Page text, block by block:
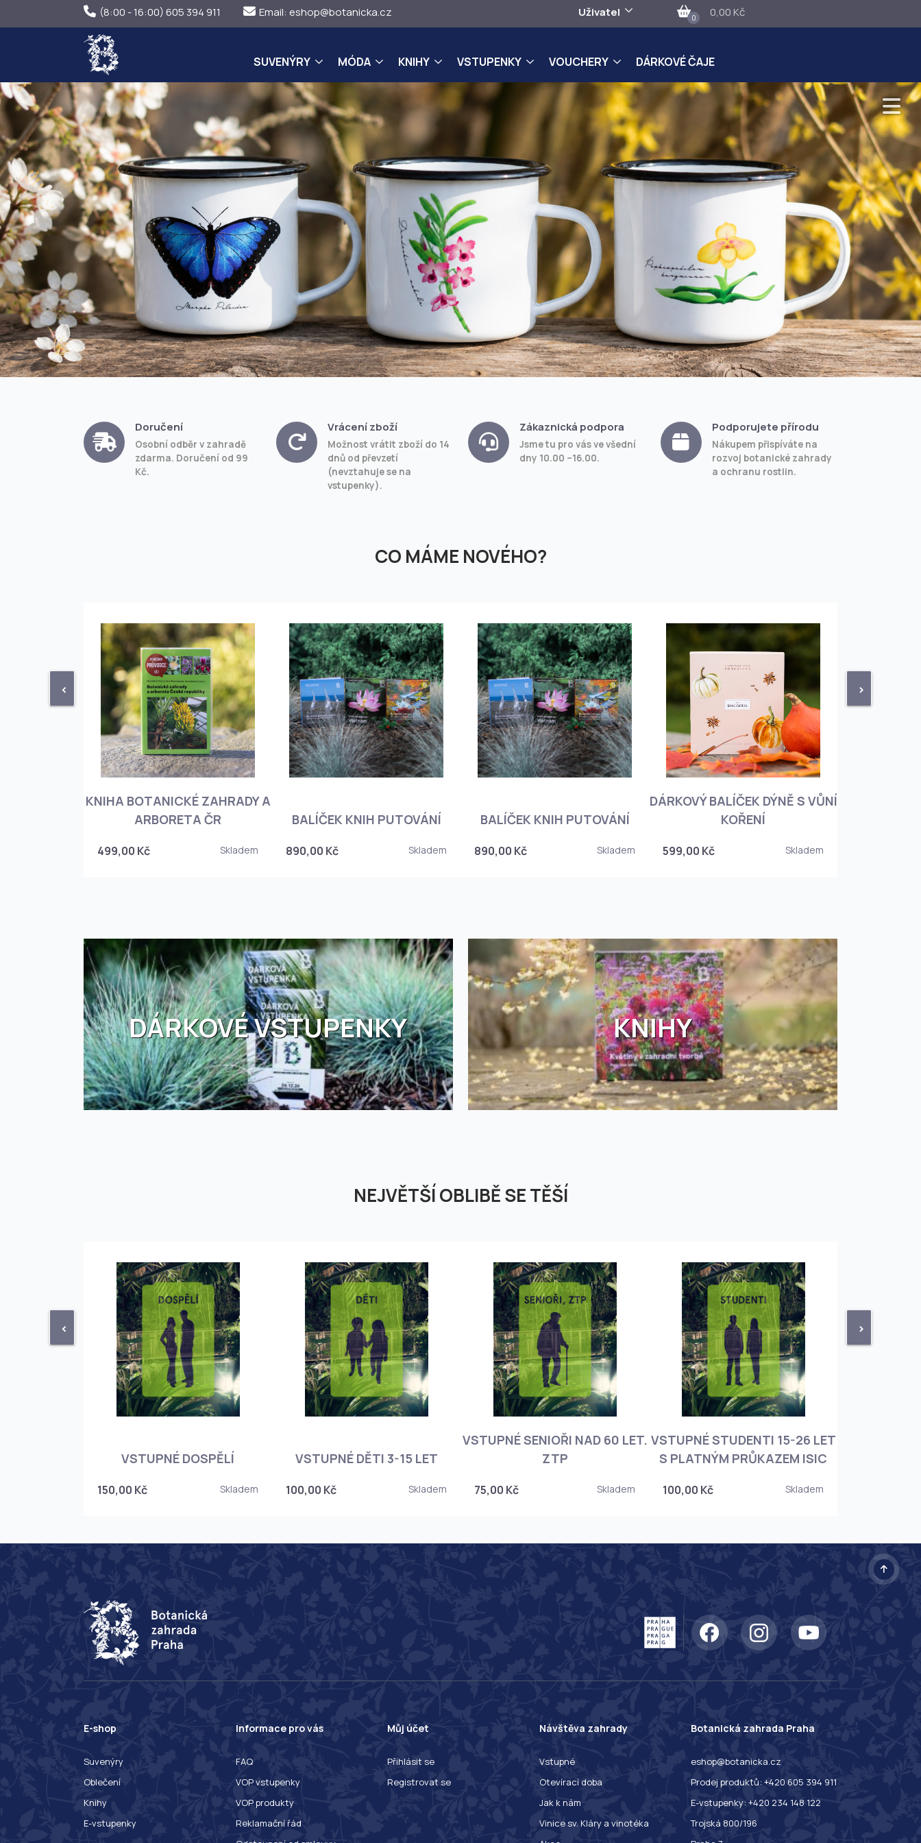
(8:00 - 16:00) 605 394 911 Email: eshop@botanicka.cz Uživatel 0 0,00 Kč
SUVENÝRY MÓDA KNIHY VSTUPENKY VOUCHERY DÁRKOVÉ ČAJE
Doručení
Osobní odběr v zahradě
zdarma. Doručení od 99
Kč.
Vrácení zboží
Možnost vrátit zboží do 14
dnů od převzetí
(nevztahuje se na
vstupenky).
Zákaznická podpora
Jsme tu pro vás ve všední
dny 10.00 –16.00.
Podporujete přírodu
Nákupem přispíváte na
rozvoj botanické zahrady
a ochranu rostlin.
CO MÁME NOVÉHO?
< >
KNIHA BOTANICKÉ ZAHRADY A
ARBORETA ČR
499,00 Kč Skladem
BALÍČEK KNIH PUTOVÁNÍ
890,00 Kč Skladem
BALÍČEK KNIH PUTOVÁNÍ
890,00 Kč Skladem
DÁRKOVÝ BALÍČEK DÝNĚ S VŮNÍ
KOŘENÍ
599,00 Kč Skladem
DÁRKOVÉ VSTUPENKY KNIHY
NEJVĚTŠÍ OBLIBĚ SE TĚŠÍ
< >
VSTUPNÉ DOSPĚLÍ
150,00 Kč Skladem
VSTUPNÉ DĚTI 3-15 LET
100,00 Kč Skladem
VSTUPNÉ SENIOŘI NAD 60 LET.
ZTP
75,00 Kč Skladem
VSTUPNÉ STUDENTI 15-26 LET
S PLATNÝM PRŮKAZEM ISIC
100,00 Kč Skladem
E-shop
Suvenýry
Oblečení
Knihy
E-vstupenky
Informace pro vás
FAQ
VOP vstupenky
VOP produkty
Reklamační řád
Můj účet
Přihlásit se
Registrovat se
Návštěva zahrady
Vstupné
Otevírací doba
Jak k nám
Vinice sv. Kláry a vinotéka
Botanická zahrada Praha
eshop@botanicka.cz
Prodej produktů: +420 605 394 911
E-vstupenky: +420 234 148 122
Trojská 800/196